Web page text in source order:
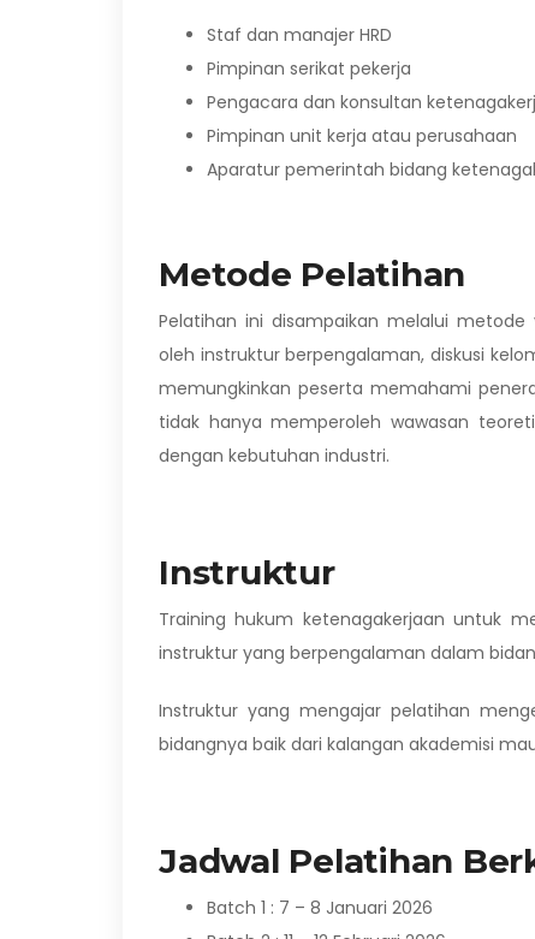
Staf dan manajer HRD
Pimpinan serikat pekerja
Pengacara dan konsultan
Pimpinan unit kerja atau perusahaan
Aparatur pemerintah bidang
Metode Pelatihan
Pelatihan ini disampaikan melalui
oleh instruktur berpengalaman, diskusi
memungkinkan peserta memahami
tidak hanya memperoleh wawasan
dengan kebutuhan industri.
Instruktur
Training hukum ketenagakerjaan untuk
instruktur yang berpengalaman dalam
Instruktur yang mengajar pelatihan
bidangnya baik dari kalangan akademisi
Jadwal Pelatihan
Batch 1 : 7 – 8 Januari 2026